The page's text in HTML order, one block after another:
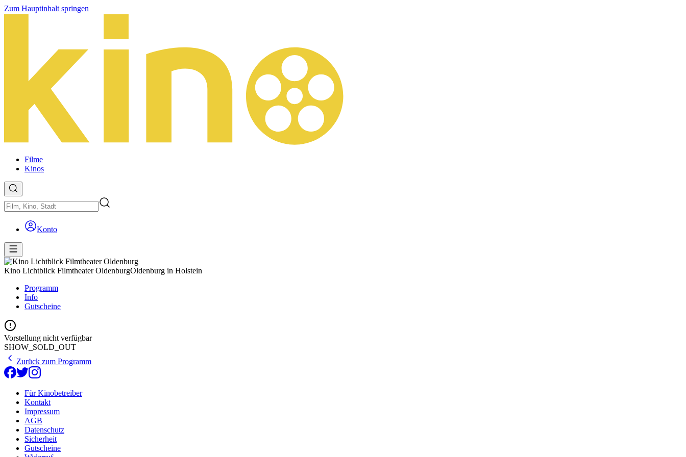
Zum Hauptinhalt springen
Filme
Kinos
Konto
Kino Lichtblick Filmtheater OldenburgOldenburg in Holstein
Programm
Info
Gutscheine
Vorstellung nicht verfügbar
SHOW_SOLD_OUT
Zurück zum Programm
Für Kinobetreiber
Kontakt
Impressum
AGB
Datenschutz
Sicherheit
Gutscheine